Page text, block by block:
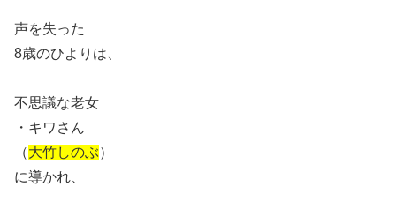
声を失った
8歳のひよりは、
不思議な老女
・キワさん
（大竹しのぶ）
に導かれ、